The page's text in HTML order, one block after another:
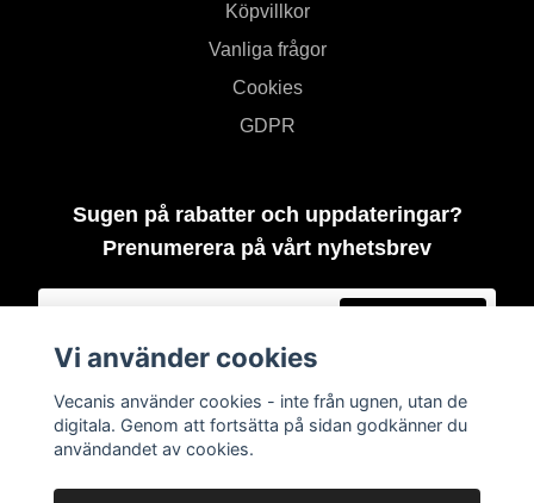
Köpvillkor
Vanliga frågor
Cookies
GDPR
Sugen på rabatter och uppdateringar?
Prenumerera på vårt nyhetsbrev
Vi använder cookies
Vecanis använder cookies - inte från ugnen, utan de
digitala. Genom att fortsätta på sidan godkänner du
användandet av cookies.